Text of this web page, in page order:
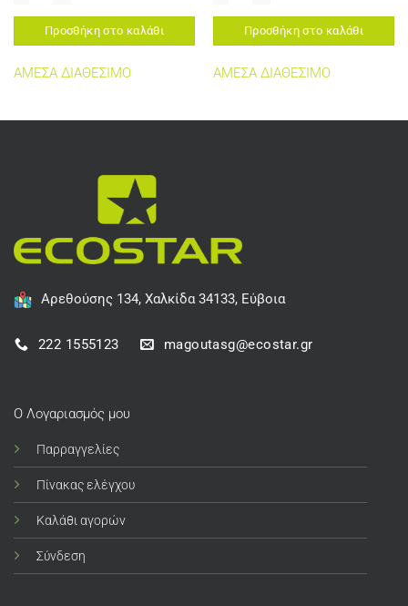
Προσθήκη στο καλάθι
ΑΜΕΣΑ ΔΙΑΘΕΣΙΜΟ
Προσθήκη στο καλάθι
ΑΜΕΣΑ ΔΙΑΘΕΣΙΜΟ
Αρεθούσης 134, Χαλκίδα 34133, Εύβοια
222 1555123 magoutasg@ecostar.gr
Ο Λογαριασμός μου
Παρραγγελίες
Πίνακας ελέγχου
Καλάθι αγορών
Σύνδεση